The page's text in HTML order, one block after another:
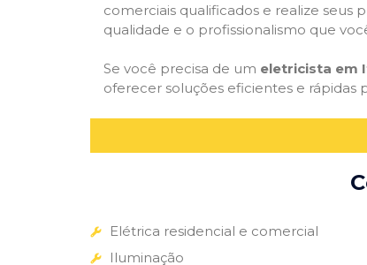
comerciais qualificados e realize seus
qualidade e o profissionalismo que
Se você precisa de um eletricista em
oferecer soluções eficientes e rápidas
Elétrica residencial e comercial
Iluminação